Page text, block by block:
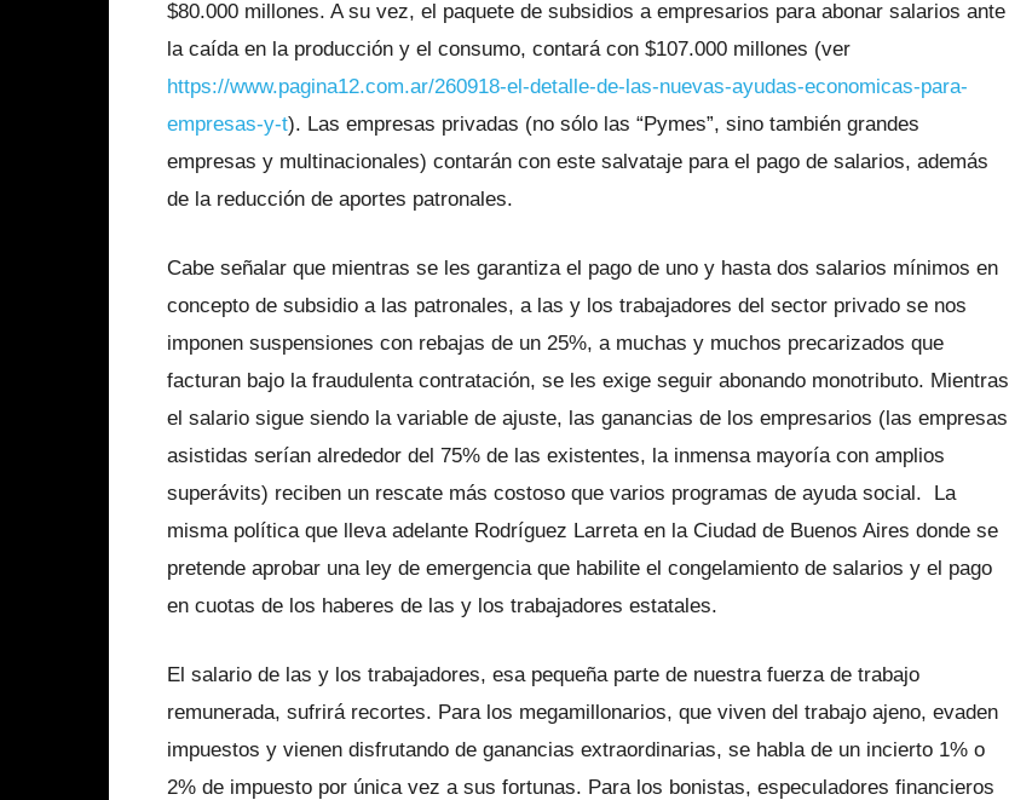
$80.000 millones. A su vez, el paquete de subsidios a empresarios para abonar salarios ante
la caída en la producción y el consumo, contará con $107.000 millones (ver
https://www.pagina12.com.ar/260918-el-detalle-de-las-nuevas-ayudas-economicas-para-
empresas-y-t). Las empresas privadas (no sólo las “Pymes”, sino también grandes
empresas y multinacionales) contarán con este salvataje para el pago de salarios, además
de la reducción de aportes patronales.
Cabe señalar que mientras se les garantiza el pago de uno y hasta dos salarios mínimos en
concepto de subsidio a las patronales, a las y los trabajadores del sector privado se nos
imponen suspensiones con rebajas de un 25%, a muchas y muchos precarizados que
facturan bajo la fraudulenta contratación, se les exige seguir abonando monotributo. Mientras
el salario sigue siendo la variable de ajuste, las ganancias de los empresarios (las empresas
asistidas serían alrededor del 75% de las existentes, la inmensa mayoría con amplios
superávits) reciben un rescate más costoso que varios programas de ayuda social. La
misma política que lleva adelante Rodríguez Larreta en la Ciudad de Buenos Aires donde se
pretende aprobar una ley de emergencia que habilite el congelamiento de salarios y el pago
en cuotas de los haberes de las y los trabajadores estatales.
El salario de las y los trabajadores, esa pequeña parte de nuestra fuerza de trabajo
remunerada, sufrirá recortes. Para los megamillonarios, que viven del trabajo ajeno, evaden
impuestos y vienen disfrutando de ganancias extraordinarias, se habla de un incierto 1% o
2% de impuesto por única vez a sus fortunas. Para los bonistas, especuladores financieros